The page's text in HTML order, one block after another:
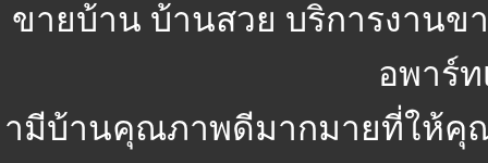
ขายบ้าน บ้านสวย บริการงานข
อพาร์
ามีบ้านคุณภาพดีมากมายที่ให้คุ